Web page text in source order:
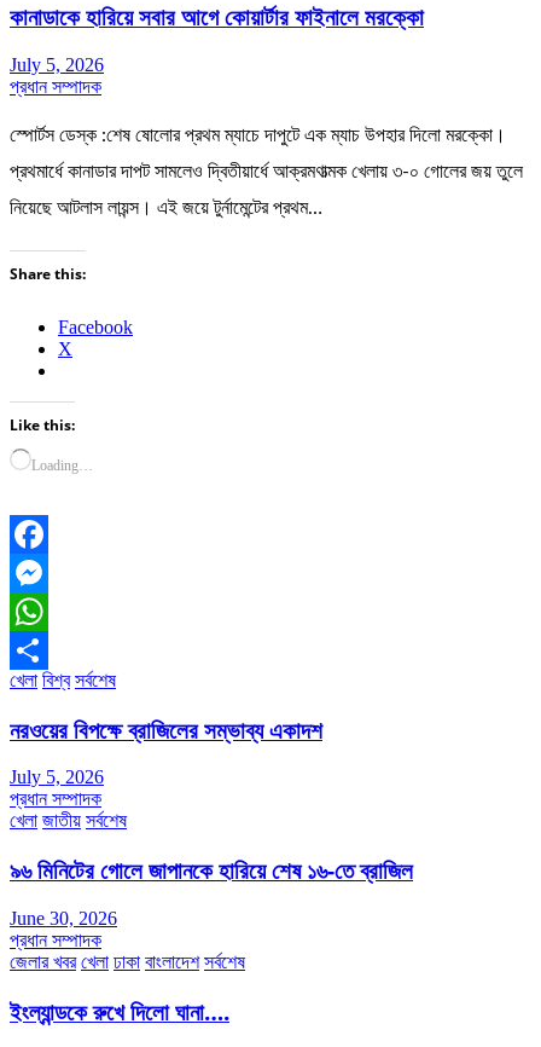
কানাডাকে হারিয়ে সবার আগে কোয়ার্টার ফাইনালে মরক্কো
July 5, 2026
প্রধান সম্পাদক
স্পোর্টস ডেস্ক :শেষ ষোলোর প্রথম ম্যাচে দাপুটে এক ম্যাচ উপহার দিলো মরক্কো।
প্রথমার্ধে কানাডার দাপট সামলেও দ্বিতীয়ার্ধে আক্রমণাত্মক খেলায় ৩-০ গোলের জয় তুলে
নিয়েছে আটলাস লায়ন্স। এই জয়ে টুর্নামেন্টের প্রথম…
Share this:
Facebook
X
Like this:
Loading…
Facebook
Messenger
WhatsApp
Share
খেলা বিশ্ব সর্বশেষ
নরওয়ের বিপক্ষে ব্রাজিলের সম্ভাব্য একাদশ
July 5, 2026
প্রধান সম্পাদক
খেলা জাতীয় সর্বশেষ
৯৬ মিনিটের গোলে জাপানকে হারিয়ে শেষ ১৬-তে ব্রাজিল
June 30, 2026
প্রধান সম্পাদক
জেলার খবর খেলা ঢাকা বাংলাদেশ সর্বশেষ
ইংল্যান্ডকে রুখে দিলো ঘানা….